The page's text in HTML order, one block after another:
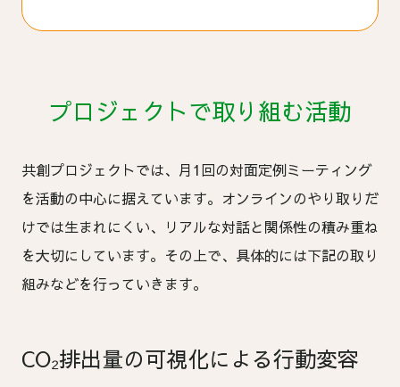
プロジェクトで取り組む活動
共創プロジェクトでは、月1回の対面定例ミーティング
を活動の中心に据えています。オンラインのやり取りだ
けでは生まれにくい、リアルな対話と関係性の積み重ね
を大切にしています。その上で、具体的には下記の取り
組みなどを行っていきます。
CO₂排出量の可視化による行動変容